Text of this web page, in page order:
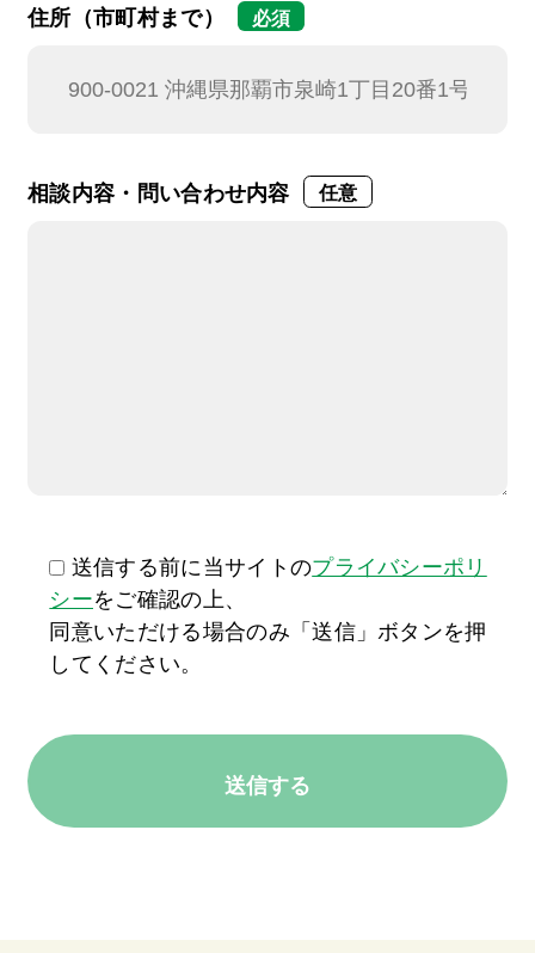
住所（市町村まで） 必須
相談内容・問い合わせ内容 任意
送信する前に当サイトのプライバシーポリ
シーをご確認の上、
同意いただける場合のみ「送信」ボタンを押
してください。